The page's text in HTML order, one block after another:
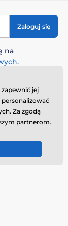
Zaloguj się
na
.
jej
Za zgodą
partnerom.